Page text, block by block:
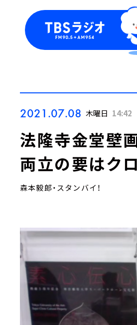
2021.07.08 木曜日 14:42
法隆寺金堂壁
両立の要はク
森本毅郎・スタンバイ！